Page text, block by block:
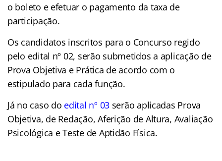
o boleto e efetuar o pagamento da taxa de
participação.
Os candidatos inscritos para o Concurso regido
pelo edital nº 02, serão submetidos a aplicação de
Prova Objetiva e Prática de acordo com o
estipulado para cada função.
Já no caso do edital nº 03 serão aplicadas Prova
Objetiva, de Redação, Aferição de Altura, Avaliação
Psicológica e Teste de Aptidão Física.